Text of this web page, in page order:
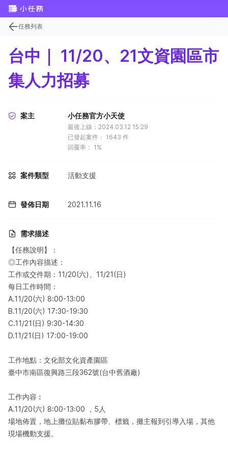
任務列表
台中｜ 11/20、21文資園區市
集人力招募
案主 小任務官方小天使
最後上線：2024.03.12 15:29
已發起案件： 1643 件
回覆率： 1%
案件類型 活動支援
發佈日期 2021.11.16
需求描述
【任務說明】：​
◎工作內容描述：​
工作或交件期：11/20(六)、11/21(日)
每日工作時間：
A.11/20(六) 8:00-13:00
B.11/20(六) 17:30-19:30
C.11/21(日) 9:30-14:30
D.11/21(日) 17:00-19:00
工作地點：文化部文化資產園區
臺中市南區復興路三段362號(台中舊酒廠)
工作內容︰
A.11/20(六) 8:00-13:00 ，5人
場地佈置，地上攤位貼黏布膠帶、標籤，攤主報到引導入場，其他
現場機動支援。